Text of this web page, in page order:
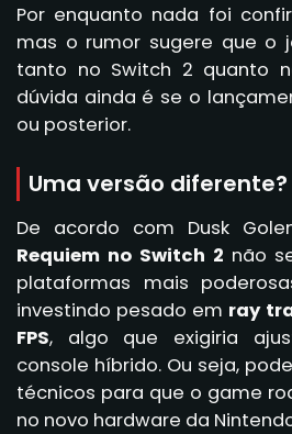
Por enquanto nada foi
mas o rumor sugere que o
tanto no Switch 2 quanto
dúvida ainda é se o
ou posterior.
Uma versão diferente?
De acordo com Dusk
Requiem no Switch 2 não
plataformas mais
investindo pesado em ray
FPS, algo que exigiria
console híbrido. Ou seja,
técnicos para que o game
no novo hardware da